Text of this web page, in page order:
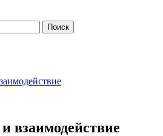
взаимодействие